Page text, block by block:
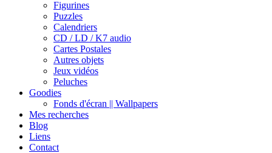
Figurines
Puzzles
Calendriers
CD / LD / K7 audio
Cartes Postales
Autres objets
Jeux vidéos
Peluches
Goodies
Fonds d'écran || Wallpapers
Mes recherches
Blog
Liens
Contact